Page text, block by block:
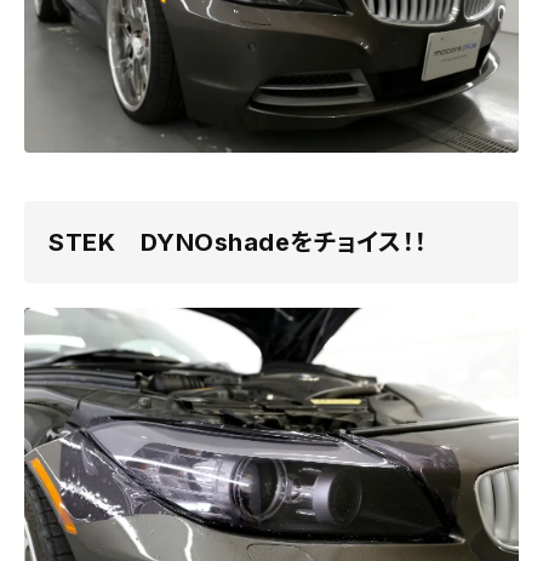
STEK DYNOshadeをチョイス！！